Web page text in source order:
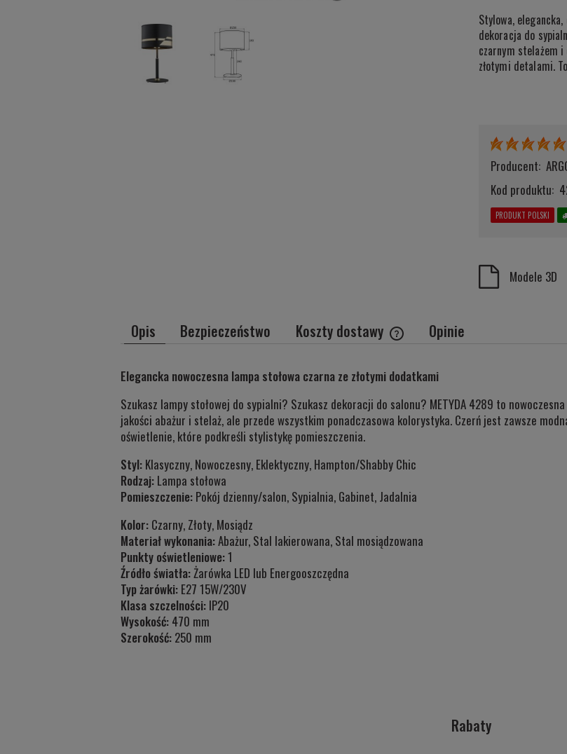
Stylowa,
dekoracja do
czarnym stelażem
złotymi detalami.
Producent:
Kod produktu:
PRODUKT POLSKI
Modele 3D
Opis Bezpieczeństwo Koszty dostawy
Cena nie zawiera ewentualnych kosztów
płatności
Opinie
Elegancka nowoczesna lampa stołowa czarna ze złotymi dodatkami
Szukasz lampy stołowej do sypialni? Szukasz dekoracji do salonu? METYDA 4289 to
jakości abażur i stelaż, ale przede wszystkim ponadczasowa kolorystyka. Czerń jest zawsze
oświetlenie, które podkreśli stylistykę pomieszczenia.
Styl: Klasyczny, Nowoczesny, Eklektyczny, Hampton/Shabby Chic
Rodzaj: Lampa stołowa
Pomieszczenie: Pokój dzienny/salon, Sypialnia, Gabinet, Jadalnia
Kolor: Czarny, Złoty, Mosiądz
Materiał wykonania:Abażur, Stal lakierowana, Stal mosiądzowana
Punkty oświetleniowe:1
Źródło światła:Żarówka LED lub Energooszczędna
Typ żarówki: E27 15W/230V
Klasa szczelności: IP20
Wysokość: 470 mm
Szerokość: 250 mm
Rabaty